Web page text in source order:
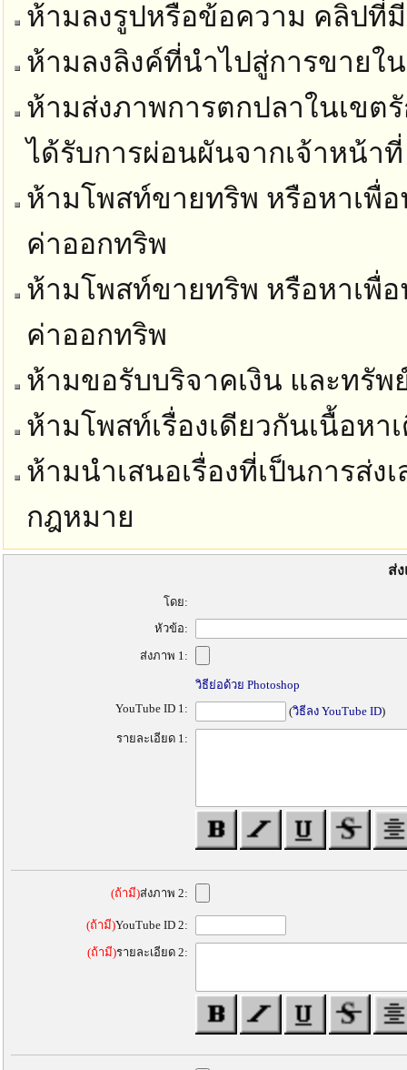
ห้ามลงรูปหรือข้อความ คลิปที่มี
ห้ามลงลิงค์ที่นำไปสู่การขายใ
ห้ามส่งภาพการตกปลาในเขต
ได้รับการผ่อนผันจากเจ้าหน้าที่
ห้ามโพสท์ขายทริพ หรือหาเพื่
ค่าออกทริพ
ห้ามโพสท์ขายทริพ หรือหาเพื่
ค่าออกทริพ
ห้ามขอรับบริจาคเงิน และทรั
ห้ามโพสท์เรื่องเดียวกันเนื้อหา
ห้ามนำเสนอเรื่องที่เป็นการส่ง
กฎหมาย
ส่
โดย:
หัวข้อ:
ส่งภาพ 1:
วิธีย่อด้วย Photoshop
YouTube ID 1:
(วิธีลง YouTube ID)
รายละเอียด 1:
(ถ้ามี)ส่งภาพ 2:
(ถ้ามี)YouTube ID 2:
(ถ้ามี)รายละเอียด 2: